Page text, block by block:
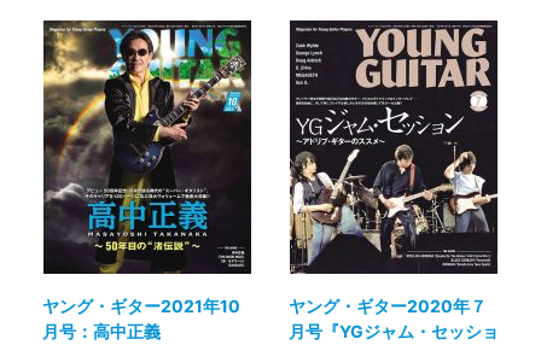
ヤング・ギター2021年10
月号：高中正義
ヤング・ギター2020年７
月号『YGジャム・セッショ